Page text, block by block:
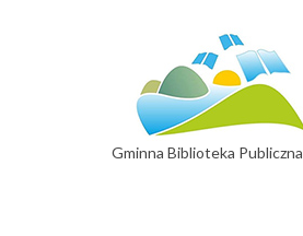
Gminna Biblioteka